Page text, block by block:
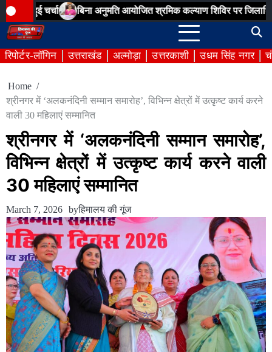
Skip
to
content
बिना अनुमति आयोजित श्रमिक कल्याण शिविर पर जिलाधिकारी की
रिपोर्टर-लॉगिन उत्तराखंड अल्मोड़ा उत्तरकाशी उधम सिंह नगर
Home
श्रीनगर में ‘अलकनंदिनी सम्मान समारोह’, विभिन्न क्षेत्रों में उत्कृष्ट कार्य करने
वाली 30 महिलाएं सम्मानित
श्रीनगर में ‘अलकनंदिनी सम्मान समारोह’,
विभिन्न क्षेत्रों में उत्कृष्ट कार्य करने वाली
30 महिलाएं सम्मानित
March 7, 2026 byहिमालय की गूंज